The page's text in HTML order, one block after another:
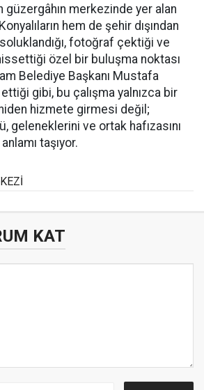
güzergâhın merkezinde yer alan
hem de şehir dışından
fotoğraf çektiği ve
özel bir buluşma noktası
Belediye Başkanı Mustafa
gibi, bu çalışma yalnızca bir
hizmete girmesi değil;
geleneklerini ve ortak hafızasını
taşıyor.
KAT